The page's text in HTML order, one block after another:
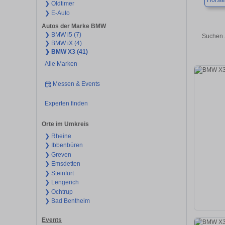
❯ Oldtimer
❯ E-Auto
Autos der Marke BMW
❯ BMW i5 (7)
❯ BMW iX (4)
❯ BMW X3 (41)
Alle Marken
Messen & Events
Experten finden
Orte im Umkreis
❯ Rheine
❯ Ibbenbüren
❯ Greven
❯ Emsdetten
❯ Steinfurt
❯ Lengerich
❯ Ochtrup
❯ Bad Bentheim
Events
Suchen